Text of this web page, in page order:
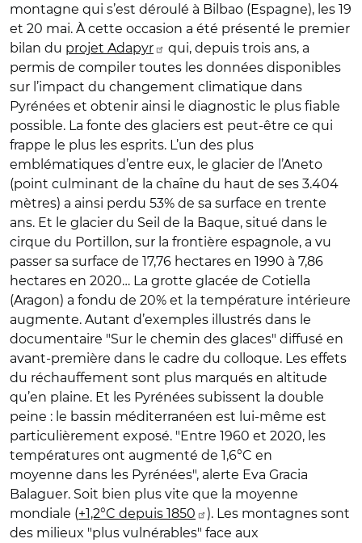
montagne qui s’est déroulé à Bilbao (Espagne), les 19
et 20 mai. À cette occasion a été présenté le premier
bilan du projet Adapyr
qui, depuis trois ans, a
permis de compiler toutes les données disponibles
sur l’impact du changement climatique dans
Pyrénées et obtenir ainsi le diagnostic le plus fiable
possible. La fonte des glaciers est peut-être ce qui
frappe le plus les esprits. L’un des plus
emblématiques d’entre eux, le glacier de l’Aneto
(point culminant de la chaîne du haut de ses 3.404
mètres) a ainsi perdu 53% de sa surface en trente
ans. Et le glacier du Seil de la Baque, situé dans le
cirque du Portillon, sur la frontière espagnole, a vu
passer sa surface de 17,76 hectares en 1990 à 7,86
hectares en 2020… La grotte glacée de Cotiella
(Aragon) a fondu de 20% et la température intérieure
augmente. Autant d’exemples illustrés dans le
documentaire "Sur le chemin des glaces" diffusé en
avant-première dans le cadre du colloque. Les effets
du réchauffement sont plus marqués en altitude
qu’en plaine. Et les Pyrénées subissent la double
peine : le bassin méditerranéen est lui-même est
particulièrement exposé. "Entre 1960 et 2020, les
températures ont augmenté de 1,6°C en
moyenne dans les Pyrénées", alerte Eva Gracia
Balaguer. Soit bien plus vite que la moyenne
mondiale (+1,2°C depuis 1850
). Les montagnes sont
des milieux "plus vulnérables" face aux